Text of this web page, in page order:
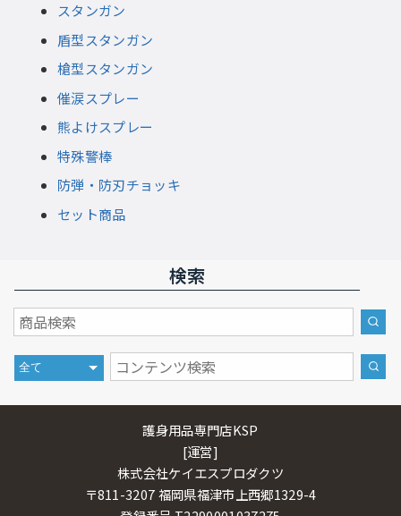
スタンガン
盾型スタンガン
槍型スタンガン
催涙スプレー
熊よけスプレー
特殊警棒
防弾・防刃チョッキ
セット商品
検索
護身用品専門店KSP
[運営]
株式会社ケイエスプロダクツ
〒811-3207 福岡県福津市上西郷1329-4